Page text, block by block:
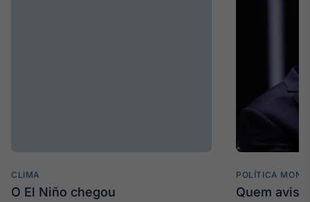
CLIMA
O El Niño chegou
POLÍTICA
Quem